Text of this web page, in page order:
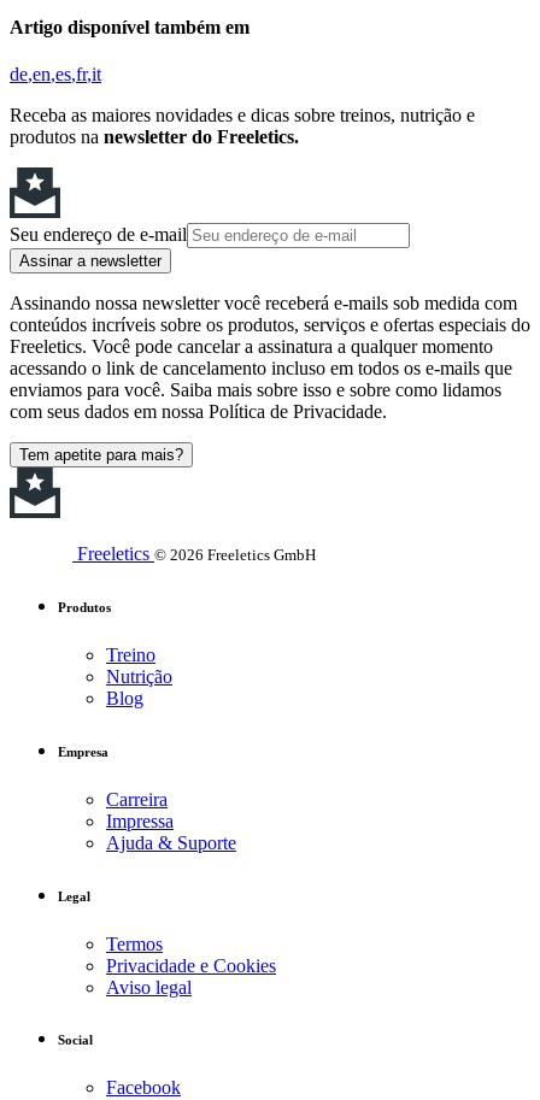
Artigo disponível também em
de en es fr it
Receba as maiores novidades e dicas sobre treinos, nutrição e
produtos na newsletter do Freeletics.
Seu endereço de e-mail
Assinar a newsletter
Assinando nossa newsletter você receberá e-mails sob medida com
conteúdos incríveis sobre os produtos, serviços e ofertas especiais do
Freeletics. Você pode cancelar a assinatura a qualquer momento
acessando o link de cancelamento incluso em todos os e-mails que
enviamos para você. Saiba mais sobre isso e sobre como lidamos
com seus dados em nossa Política de Privacidade.
Tem apetite para mais?
Freeletics © 2026 Freeletics GmbH
Produtos
Treino
Nutrição
Blog
Empresa
Carreira
Impressa
Ajuda & Suporte
Legal
Termos
Privacidade e Cookies
Aviso legal
Social
Facebook